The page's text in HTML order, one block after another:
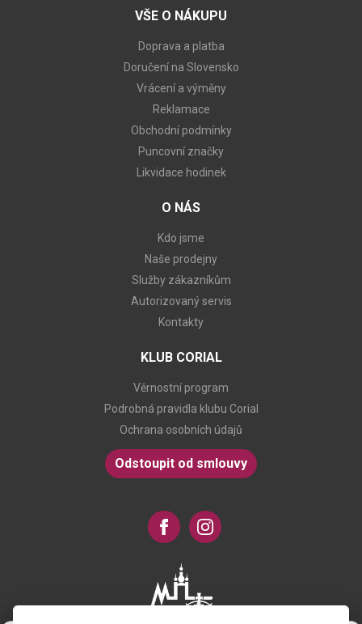
VŠE O NÁKUPU
Doprava a platba
Doručení na Slovensko
Vrácení a výměny
Reklamace
Obchodní podmínky
Puncovní značky
Likvidace hodinek
O NÁS
Kdo jsme
Naše prodejny
Služby zákazníkům
Autorizovaný servis
Kontakty
KLUB CORIAL
Věrnostní program
Podrobná pravidla klubu Corial
Ochrana osobních údajů
Odstoupit od smlouvy